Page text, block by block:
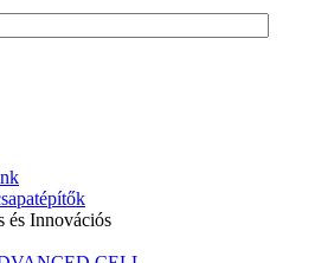
és Innovációs